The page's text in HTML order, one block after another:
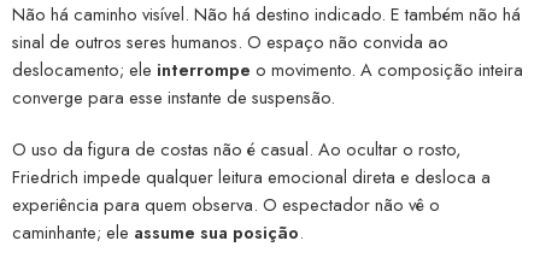
Não há caminho visível. Não há destino indicado. E também não há
sinal de outros seres humanos. O espaço não convida ao
deslocamento; ele interrompe o movimento. A composição inteira
converge para esse instante de suspensão.
O uso da figura de costas não é casual. Ao ocultar o rosto,
Friedrich impede qualquer leitura emocional direta e desloca a
experiência para quem observa. O espectador não vê o
caminhante; ele assume sua posição.